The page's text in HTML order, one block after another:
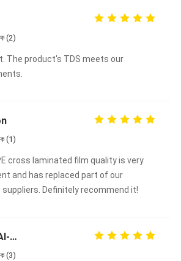
(2)
The product's TDS meets our
(1)
cross laminated film quality is very
and has replaced part of our
suppliers. Definitely recommend it!
Fahad Al-Sabah
(3)